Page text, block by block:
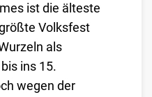
ist die älteste
Volksfest
als
ins 15.
wegen der